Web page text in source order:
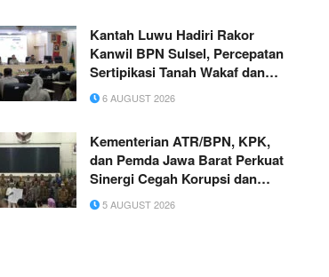
Kantah Luwu Hadiri Rakor
Kanwil BPN Sulsel, Percepatan
Sertipikasi Tanah Wakaf dan
MBR Jadi Prioritas
6 AUGUST 2026
Kementerian ATR/BPN, KPK,
dan Pemda Jawa Barat Perkuat
Sinergi Cegah Korupsi dan
Dorong Ekonomi Daerah
5 AUGUST 2026